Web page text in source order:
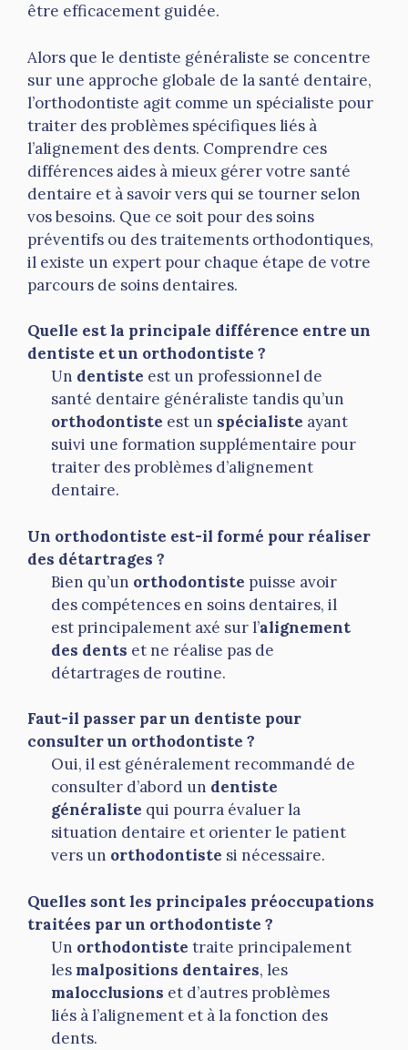
être efficacement guidée.
Alors que le dentiste généraliste se concentre
sur une approche globale de la santé dentaire,
l’orthodontiste agit comme un spécialiste pour
traiter des problèmes spécifiques liés à
l’alignement des dents. Comprendre ces
différences aides à mieux gérer votre santé
dentaire et à savoir vers qui se tourner selon
vos besoins. Que ce soit pour des soins
préventifs ou des traitements orthodontiques,
il existe un expert pour chaque étape de votre
parcours de soins dentaires.
Quelle est la principale différence entre un
dentiste et un orthodontiste ?
Un dentiste est un professionnel de
santé dentaire généraliste tandis qu’un
orthodontiste est un spécialiste ayant
suivi une formation supplémentaire pour
traiter des problèmes d’alignement
dentaire.
Un orthodontiste est-il formé pour réaliser
des détartrages ?
Bien qu’un orthodontiste puisse avoir
des compétences en soins dentaires, il
est principalement axé sur l’alignement
des dents et ne réalise pas de
détartrages de routine.
Faut-il passer par un dentiste pour
consulter un orthodontiste ?
Oui, il est généralement recommandé de
consulter d’abord un dentiste
généraliste qui pourra évaluer la
situation dentaire et orienter le patient
vers un orthodontiste si nécessaire.
Quelles sont les principales préoccupations
traitées par un orthodontiste ?
Un orthodontiste traite principalement
les malpositions dentaires, les
malocclusions et d’autres problèmes
liés à l’alignement et à la fonction des
dents.